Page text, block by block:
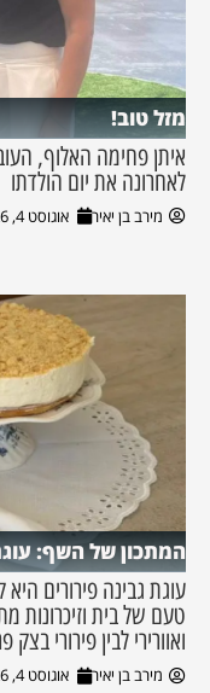
מזל טוב!
איתן פחימה האלוף,
לאחרונה את יום הולדתו
מירב בן יאיר אוגוסט 4, 2026
המתכון של השף:
עוגת גבינה פירורים
טעם של בית וזיכרונות
ואוורירי לבין פירורי
מירב בן יאיר אוגוסט 4, 2026